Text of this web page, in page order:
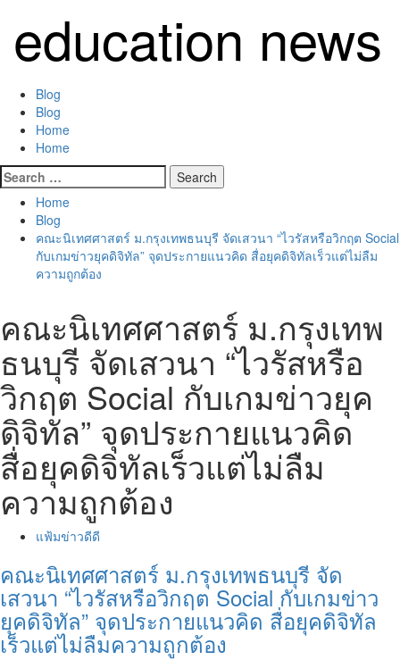
content
education news
Primary
Menu
Blog
Blog
Home
Home
Search
for:
Home
Blog
คณะนิเทศศาสตร์ ม.กรุงเทพธนบุรี จัดเสวนา “ไวรัสหรือวิกฤต Social
กับเกมข่าวยุคดิจิทัล” จุดประกายแนวคิด สื่อยุคดิจิทัลเร็วแต่ไม่ลืม
ความถูกต้อง
คณะนิเทศศาสตร์ ม.กรุงเทพ
ธนบุรี จัดเสวนา “ไวรัสหรือ
วิกฤต Social กับเกมข่าวยุค
ดิจิทัล” จุดประกายแนวคิด
สื่อยุคดิจิทัลเร็วแต่ไม่ลืม
ความถูกต้อง
แฟ้มข่าวดีดี
คณะนิเทศศาสตร์ ม.กรุงเทพธนบุรี จัด
เสวนา “ไวรัสหรือวิกฤต Social กับเกมข่าว
ยุคดิจิทัล” จุดประกายแนวคิด สื่อยุคดิจิทัล
เร็วแต่ไม่ลืมความถูกต้อง